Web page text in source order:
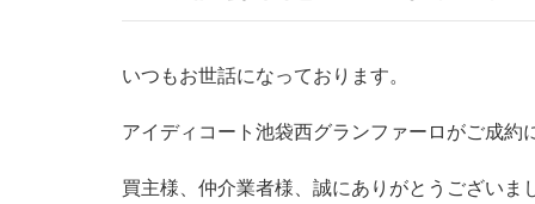
いつもお世話になっております。
アイディコート池袋西グランファーロがご成約
買主様、仲介業者様、誠にありがとうございま